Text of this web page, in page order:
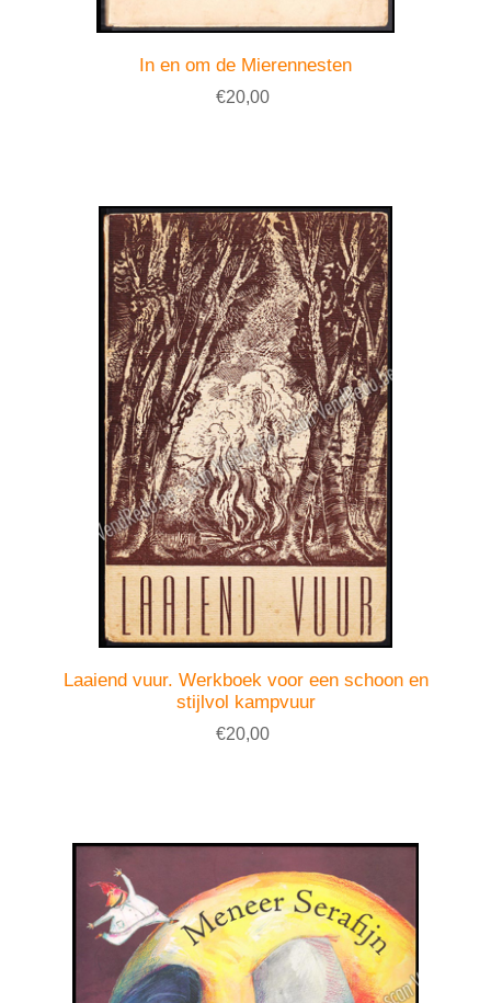
In en om de Mierennesten
€20,00
Laaiend vuur. Werkboek voor een schoon en
stijlvol kampvuur
€20,00